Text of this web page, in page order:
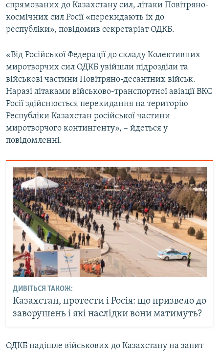
спрямованих до Казахстану сил, літаки Повітряно-
космічних сил Росії «перекидають їх до
республіки», повідомив секретаріат ОДКБ.
«Від Російської Федерації до складу Колективних
миротворчих сил ОДКБ увійшли підрозділи та
військові частини Повітряно-десантних військ.
Наразі літаками військово-транспортної авіації ВКС
Росії здійснюється перекидання на територію
Республіки Казахстан російської частини
миротворчого контингенту», – йдеться у
повідомленні.
ДИВІТЬСЯ ТАКОЖ:
Казахстан, протести і Росія: що призвело до
заворушень і які наслідки вони матимуть?
ОДКБ надішле військових до Казахстану на запит